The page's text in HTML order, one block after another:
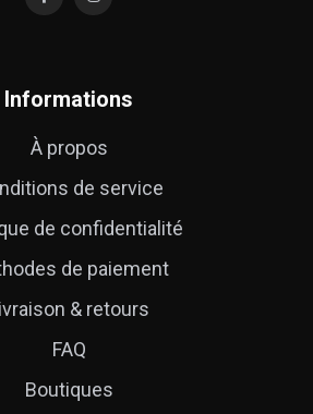
Informations
À propos
de service
de confidentialité
de paiement
& retours
FAQ
Boutiques